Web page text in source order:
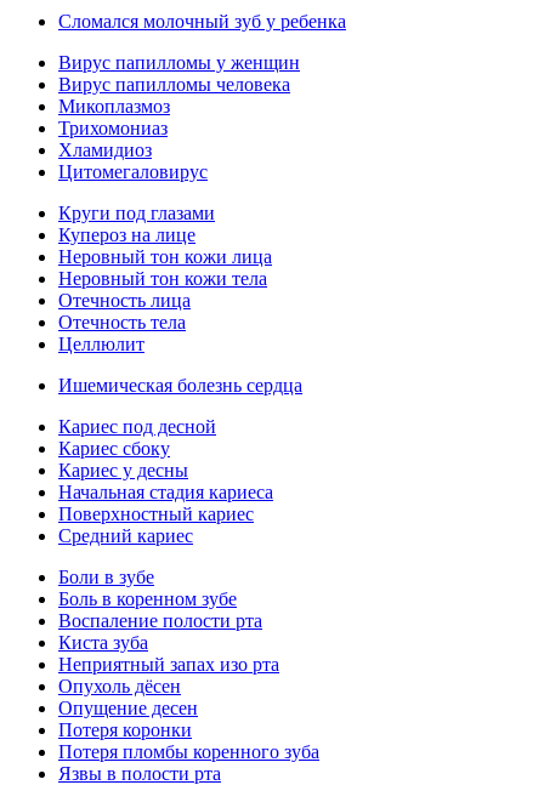
Сломался молочный зуб у ребенка
Вирус папилломы у женщин
Вирус папилломы человека
Микоплазмоз
Трихомониаз
Хламидиоз
Цитомегаловирус
Круги под глазами
Купероз на лице
Неровный тон кожи лица
Неровный тон кожи тела
Отечность лица
Отечность тела
Целлюлит
Ишемическая болезнь сердца
Кариес под десной
Кариес сбоку
Кариес у десны
Начальная стадия кариеса
Поверхностный кариес
Средний кариес
Боли в зубе
Боль в коренном зубе
Воспаление полости рта
Киста зуба
Неприятный запах изо рта
Опухоль дёсен
Опущение десен
Потеря коронки
Потеря пломбы коренного зуба
Язвы в полости рта